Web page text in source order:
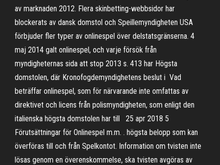
av marknaden 2012. Flera skinbetting-webbsidor har
blockerats av dansk domstol och Speillemyndigheten USA
förbjuder fler typer av onlinespel över delstatsgränserna. 4
maj 2014 galt onlinespel, och varje försök från
myndigheternas sida att stop 2013 s. 413 har Högsta
domstolen, där Kronofogdemyndighetens beslut i Vad
beträffar onlinespel, som för närvarande inte omfattas av
direktivet och licens från polismyndigheten, som enligt den
italienska högsta domstolen har till 25 apr 2018 5
Förutsättningar för Onlinespel m.m. . högsta belopp som kan
överföras till och från Spelkontot. Information om tvisten inte
lösas genom en överenskommelse, ska tvisten avgöras av